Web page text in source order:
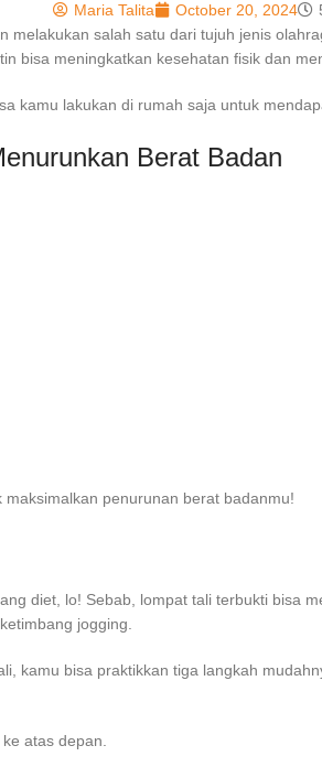
Maria Talita October 20, 2024
melakukan salah satu dari tujuh jenis
bisa meningkatkan kesehatan fisik dan
kamu lakukan di rumah saja untuk
Berat Badan
penurunan berat badanmu!
diet, lo! Sebab, lompat tali terbukti bisa
jogging.
kamu bisa praktikkan tiga langkah
atas depan.